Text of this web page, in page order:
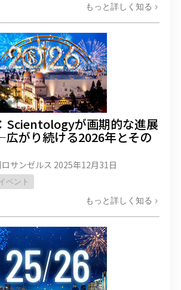
もっと詳しく知る
Scientologyが画期的な進展
がり続ける2026年とその
サンゼルス 2025年12月31日
ベント
もっと詳しく知る